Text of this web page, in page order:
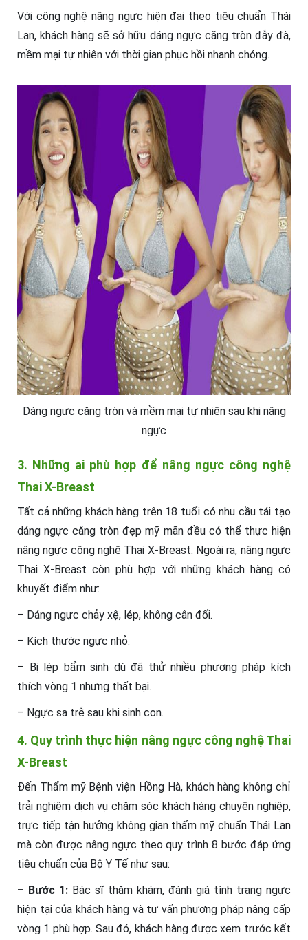
Với công nghệ nâng ngực hiện đại theo tiêu chuẩn Thái
Lan, khách hàng sẽ sở hữu dáng ngực căng tròn đẫy đà,
mềm mại tự nhiên với thời gian phục hồi nhanh chóng.
Dáng ngực căng tròn và mềm mại tự nhiên sau khi nâng
ngực
3. Những ai phù hợp để nâng ngực công nghệ
Thai X-Breast
Tất cả những khách hàng trên 18 tuổi có nhu cầu tái tạo
dáng ngực căng tròn đẹp mỹ mãn đều có thể thực hiện
nâng ngực công nghệ Thai X-Breast. Ngoài ra, nâng ngực
Thai X-Breast còn phù hợp với những khách hàng có
khuyết điểm như:
– Dáng ngực chảy xệ, lép, không cân đối.
– Kích thước ngực nhỏ.
– Bị lép bẩm sinh dù đã thử nhiều phương pháp kích
thích vòng 1 nhưng thất bại.
– Ngực sa trễ sau khi sinh con.
4. Quy trình thực hiện nâng ngực công nghệ Thai
X-Breast
Đến Thẩm mỹ Bệnh viện Hồng Hà, khách hàng không chỉ
trải nghiệm dịch vụ chăm sóc khách hàng chuyên nghiệp,
trực tiếp tận hưởng không gian thẩm mỹ chuẩn Thái Lan
mà còn được nâng ngực theo quy trình 8 bước đáp ứng
tiêu chuẩn của Bộ Y Tế như sau:
– Bước 1: Bác sĩ thăm khám, đánh giá tình trạng ngực
hiện tại của khách hàng và tư vấn phương pháp nâng cấp
vòng 1 phù hợp. Sau đó, khách hàng được xem trước kết